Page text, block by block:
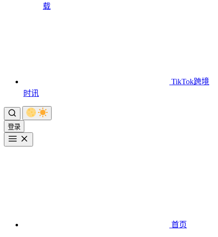
载
TikTok跨境
时讯
登录
首页